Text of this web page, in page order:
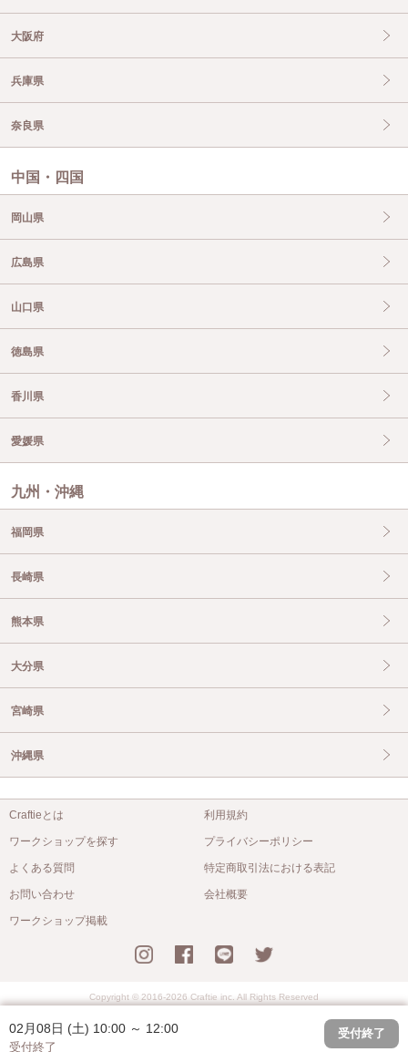
02月08日 (土) 10:00 ～ 12:00
受付終了
受付終了
大阪府
兵庫県
奈良県
中国・四国
岡山県
広島県
山口県
徳島県
香川県
愛媛県
九州・沖縄
福岡県
長崎県
熊本県
大分県
宮崎県
沖縄県
Craftieとは
ワークショップを探す
よくある質問
お問い合わせ
ワークショップ掲載
利用規約
プライバシーポリシー
特定商取引法における表記
会社概要
Copyright © 2016-2026 Craftie inc. All Rights Reserved